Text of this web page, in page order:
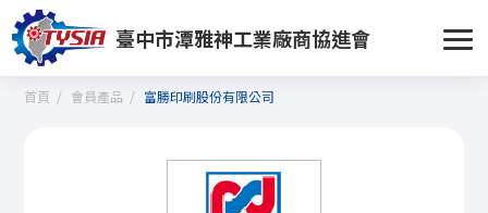
臺中市潭雅神工業廠商協進會
首頁 會員產品 富勝印刷股份有限公司